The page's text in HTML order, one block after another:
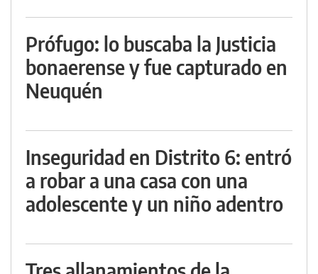
Prófugo: lo buscaba la Justicia
bonaerense y fue capturado en
Neuquén
Inseguridad en Distrito 6: entró
a robar a una casa con una
adolescente y un niño adentro